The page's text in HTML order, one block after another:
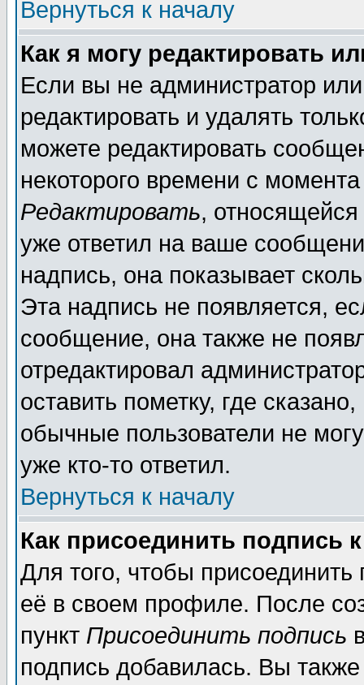
Вернуться к началу
Как я могу редактировать
Если вы не администратор
редактировать и удалять
можете редактировать
некоторого времени с
Редактировать,
уже ответил на ваше
надпись, она показывает
Эта надпись не появляется,
сообщение, она также не
отредактировал
оставить пометку, где
обычные пользователи не
уже кто-то ответил.
Вернуться к началу
Как присоединить подпись
Для того, чтобы
её в своем профиле. После
пункт Присоединить подпись
подпись добавилась. Вы